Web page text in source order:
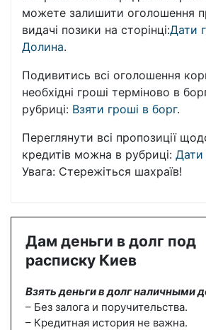
можете залишити оголошення
видачі позики на сторінці:Дати
Долина.
Подивитись всі оголошення
необхідні гроші терміново в
рубриці: Взяти гроші в борг.
Переглянути всі пропозиції
кредитів можна в рубриці: Дати
Увага: Стережіться шахраїв!
Дам деньги в долг под
расписку Киев
Взять деньги в долг наличными
– Без залога и поручительства.
– Кредитная история не важна.